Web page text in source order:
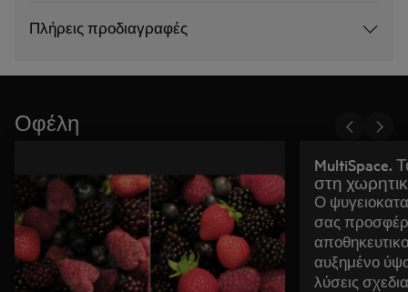
Πλήρεις προδιαγραφές
Οφέλη
MultiSpace.
στη
Ο
σας
αυξημένο
λύσεις